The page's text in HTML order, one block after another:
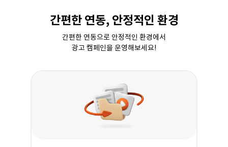
간편한 연동, 안정적인 환경
간편한 연동으로 안정적인 환경에서
광고 캠페인을 운영해보세요!